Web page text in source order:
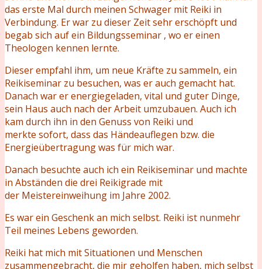
das erste Mal durch meinen Schwager mit Reiki in
Verbindung. Er war zu dieser Zeit sehr erschöpft und
begab sich auf ein Bildungsseminar , wo er einen
Theologen kennen lernte.
Dieser empfahl ihm, um neue Kräfte zu sammeln, ein
Reikiseminar zu besuchen, was erauch gemacht hat.
Danach war er energiegeladen, vital und guter Dinge,
sein Haus auch nach der Arbeit umzubauen. Auch ich
kam durch ihn in den Genuss von Reiki und
merkte sofort, dass das Händeauflegen bzw. die
Energieübertragung was für mich war.
Danach besuchte auch ich ein Reikiseminar und machte
in Abständen die drei Reikigrade mit
der Meistereinweihung im Jahre 2002.
Es war ein Geschenk an mich selbst. Reiki ist nunmehr
Teil meines Lebens geworden.
Reiki hat mich mit Situationen und Menschen
zusammengebracht, die mir geholfen haben, mich selbst